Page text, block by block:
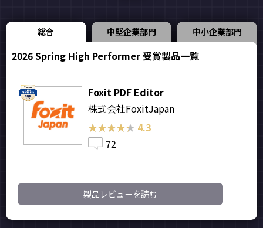
総合 中堅企業部門 中小企業部門
2026 Spring High Performer 受賞製品一覧
Foxit PDF Editor
株式会社FoxitJapan
★★★★★
★★★★★ 4.3
72
製品レビューを読む